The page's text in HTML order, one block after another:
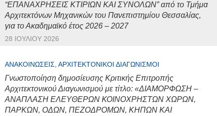
“ΕΠΑΝΑΧΡΗΣΕΙΣ ΚΤΙΡΙΩΝ ΚΑΙ ΣΥΝΟΛΩΝ” από το Τμήμα
Αρχιτεκτόνων Μηχανικών του Πανεπιστημίου Θεσσαλίας,
για το Ακαδημαϊκό έτος 2026 – 2027
28 ΙΟΥΛΊΟΥ 2026
ΑΝΑΚΟΙΝΏΣΕΙΣ, ΑΡΧΙΤΕΚΤΟΝΙΚΟΊ ΔΙΑΓΩΝΙΣΜΟΊ
Γνωστοποίηση δημοσίευσης Κριτικής Επιτροπής
Αρχιτεκτονικού Διαγωνισμού με τίτλο: «ΔΙΑΜΟΡΦΩΣΗ –
ΑΝΑΠΛΑΣΗ ΕΛΕΥΘΕΡΩΝ ΚΟΙΝΟΧΡΗΣΤΩΝ ΧΩΡΩΝ,
ΠΑΡΚΩΝ, ΟΔΩΝ, ΠΕΖΟΔΡΟΜΩΝ, ΚΗΠΩΝ ΚΑΙ